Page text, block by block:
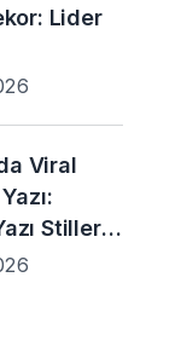
Lider
Viral
Stilleri